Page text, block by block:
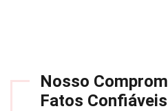
Nosso
Fatos Confiáveis